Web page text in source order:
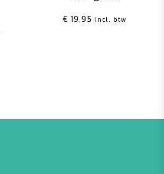
€ 19,95 incl. btw